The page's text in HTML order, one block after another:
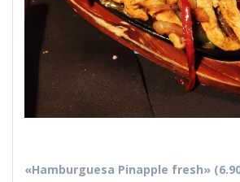
«Hamburguesa Pinapple fresh»